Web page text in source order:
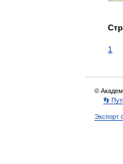
1
©
👣
Экспорт